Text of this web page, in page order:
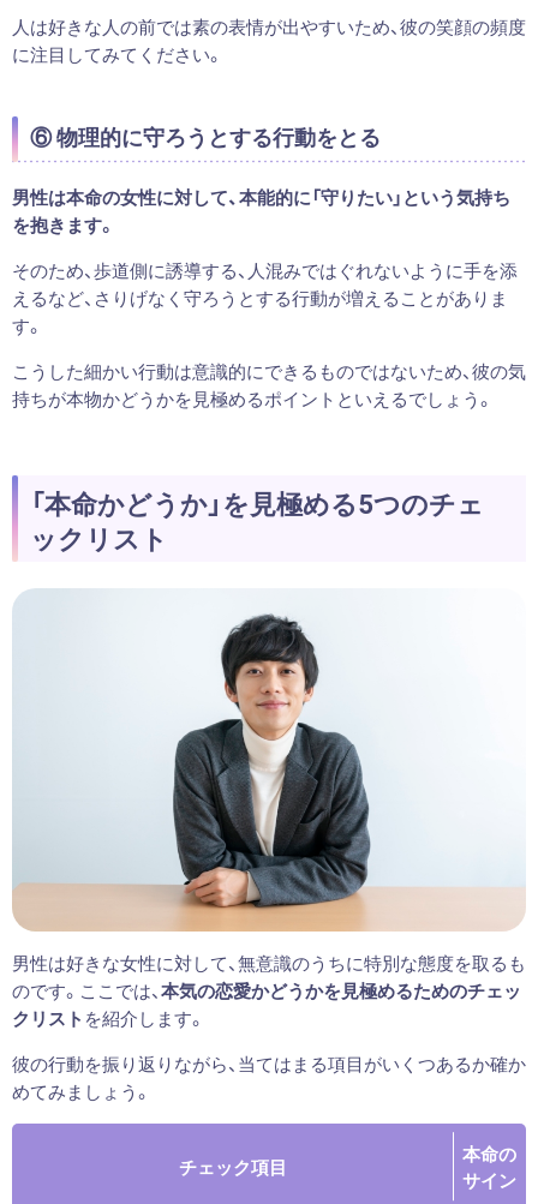
人は好きな人の前では素の表情が出やすいため、彼の笑顔の頻度
に注目してみてください。
⑥ 物理的に守ろうとする行動をとる
男性は本命の女性に対して、本能的に「守りたい」という気持ち
を抱きます。
そのため、歩道側に誘導する、人混みではぐれないように手を添
えるなど、さりげなく守ろうとする行動が増えることがありま
す。
こうした細かい行動は意識的にできるものではないため、彼の気
持ちが本物かどうかを見極めるポイントといえるでしょう。
「本命かどうか」を見極める5つのチェ
ックリスト
男性は好きな女性に対して、無意識のうちに特別な態度を取るも
のです。ここでは、本気の恋愛かどうかを見極めるためのチェッ
クリスト を紹介します。
彼の行動を振り返りながら、当てはまる項目がいくつあるか確か
めてみましょう。
チェック項目
本命の
サイン